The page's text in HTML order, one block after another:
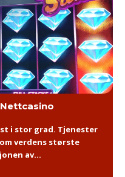
i stor grad. Tjenester
verdens største
av...